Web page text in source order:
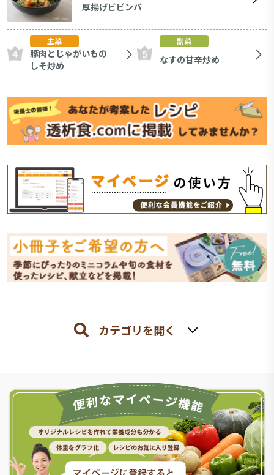
厚揚げビビンバ
主菜
豚肉とじゃがいもの
しそ炒め
副菜
なすの甘辛炒め
カテゴリを開く